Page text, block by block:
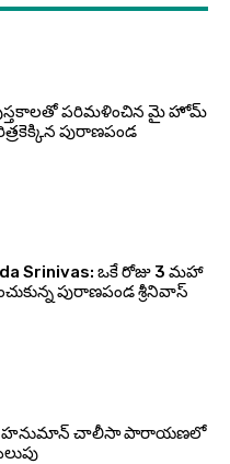
పుస్తకాలతో పరిమళించిన మై హోమ్
పురాణపండ
Srinivas: ఒకే రోజు 3 మహా
పురాణపండ శ్రీనివాస్
హనుమాన్ చాలీసా పారాయణలో